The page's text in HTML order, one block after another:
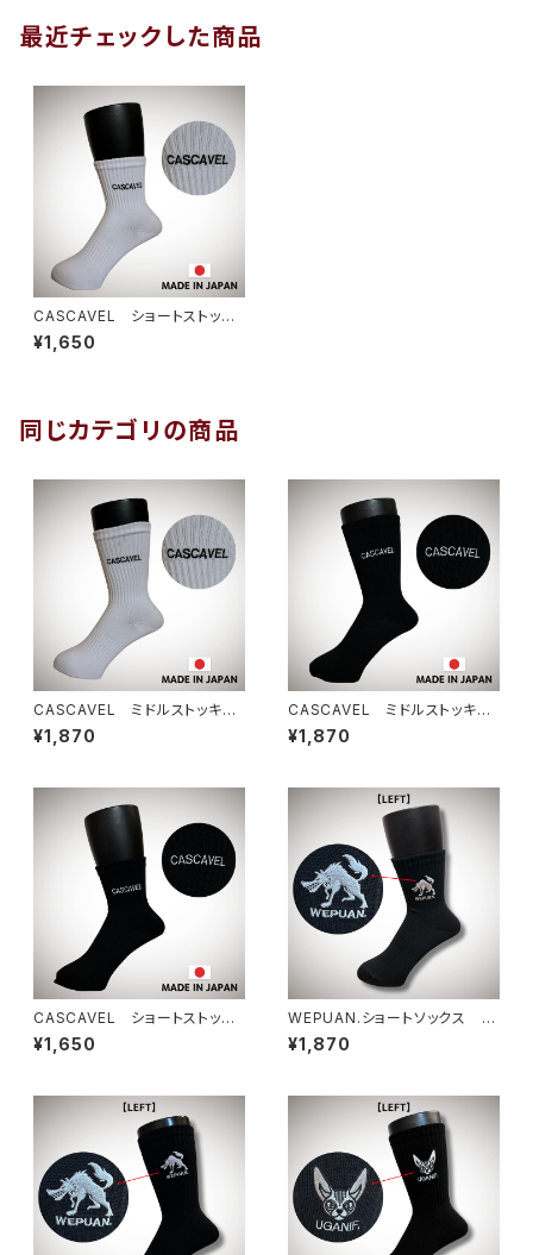
最近チェックした商品
CASCAVEL ショートストッキ
ング ホワイト
¥1,650
同じカテゴリの商品
CASCAVEL ミドルストッキン
グ ホワイト
¥1,870
CASCAVEL ミドルストッキン
グ ブラック
¥1,870
CASCAVEL ショートストッキ
ング ブラック
¥1,650
WEPUAN.ショートソックス ブ
ラック
¥1,870